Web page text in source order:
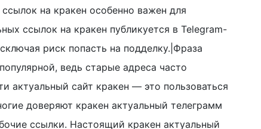
на кракен особенно важен для
ссылок на кракен публикуется в Telegram-
риск попасть на подделку.|Фраза
ведь старые адреса часто
актуальный сайт кракен — это пользоваться
доверяют кракен актуальный телеграмм
ссылки. Настоящий кракен актуальный